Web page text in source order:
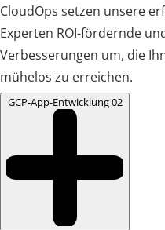
CloudOps setzen unsere
Experten ROI-fördernde
Verbesserungen um, die
mühelos zu erreichen.
GCP-App-Entwicklung02